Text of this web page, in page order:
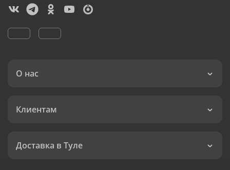
О нас
Клиентам
Доставка в Туле